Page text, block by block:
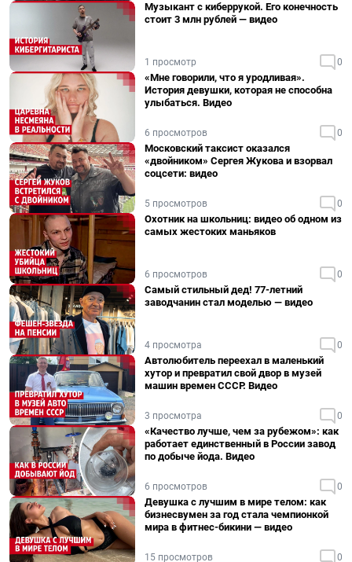
Музыкант с киберрукой. Его конечность
стоит 3 млн рублей — видео
1 просмотр 0
«Мне говорили, что я уродливая».
История девушки, которая не способна
улыбаться. Видео
6 просмотров 0
Московский таксист оказался
«двойником» Сергея Жукова и взорвал
соцсети: видео
5 просмотров 0
Охотник на школьниц: видео об одном из
самых жестоких маньяков
6 просмотров 0
Самый стильный дед! 77-летний
заводчанин стал моделью — видео
4 просмотра 0
Автолюбитель переехал в маленький
хутор и превратил свой двор в музей
машин времен СССР. Видео
3 просмотра 0
«Качество лучше, чем за рубежом»: как
работает единственный в России завод
по добыче йода. Видео
6 просмотров 0
Девушка с лучшим в мире телом: как
бизнесвумен за год стала чемпионкой
мира в фитнес-бикини — видео
15 просмотров 0